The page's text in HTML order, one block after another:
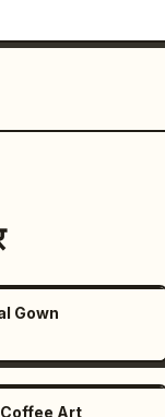
चुने गए रंगों का
करें।
Gown
Art